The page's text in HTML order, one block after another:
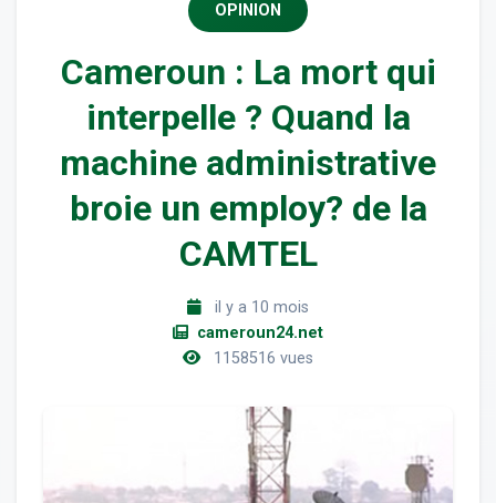
OPINION
Cameroun : La mort qui
interpelle ? Quand la
machine administrative
broie un employ? de la
CAMTEL
il y a 10 mois
cameroun24.net
1158516 vues